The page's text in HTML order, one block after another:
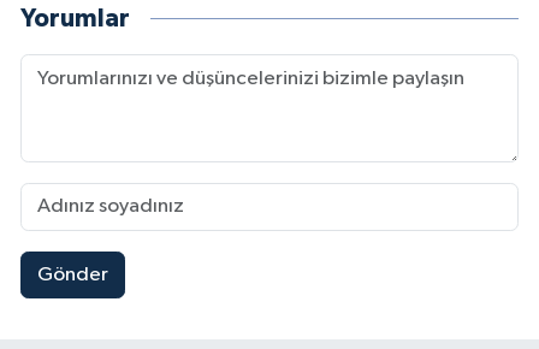
Yorumlar
Gönder